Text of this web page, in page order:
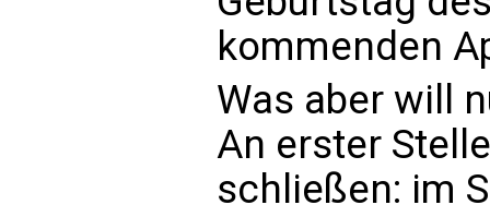
kommenden
Was aber will
An erster
schließen: im